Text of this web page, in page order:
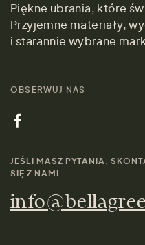
Piękne ubrania, które
Przyjemne materiały,
i starannie wybrane
OBSERWUJ NAS
JEŚLI MASZ PYTANIA,
SIĘ Z NAMI